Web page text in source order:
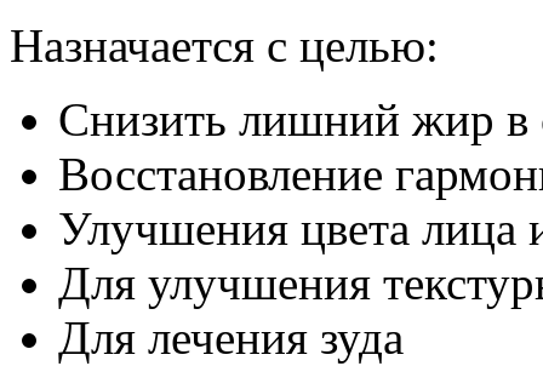
Назначается с целью:
Снизить лишний жир в
Восстановление
Улучшения цвета лица
Для улучшения
Для лечения зуда